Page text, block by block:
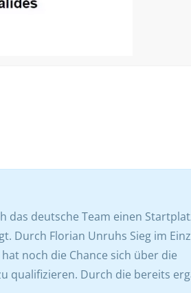
das deutsche Team einen
Durch Florian Unruhs Sieg im
noch die Chance sich über die
qualifizieren. Durch die bereits